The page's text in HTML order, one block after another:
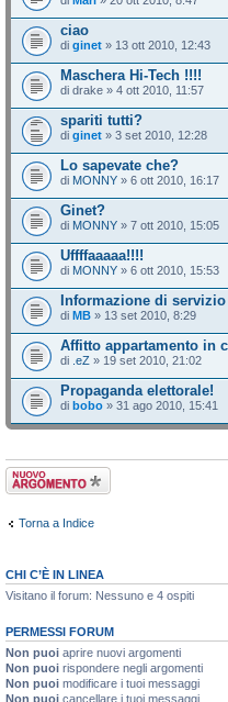
ciao
di ginet » 13 ott 2010, 12:43
Maschera Hi-Tech !!!!
di drake » 4 ott 2010, 11:57
spariti tutti?
di ginet » 3 set 2010, 12:28
Lo sapevate che?
di MONNY » 6 ott 2010, 16:17
Ginet?
di MONNY » 7 ott 2010, 15:05
Uffffaaaaa!!!!
di MONNY » 6 ott 2010, 15:53
Informazione di servizio
di MB » 13 set 2010, 8:29
Affitto appartamento in
di .eZ » 19 set 2010, 21:02
Propaganda elettorale!
di bobo » 31 ago 2010, 15:41
Scrivi un nuovo
argomento
Torna a Indice
CHI C’È IN LINEA
Visitano il forum: Nessuno e 4 ospiti
PERMESSI FORUM
Non puoi aprire nuovi argomenti
Non puoi rispondere negli argomenti
Non puoi modificare i tuoi messaggi
Non puoi cancellare i tuoi messaggi